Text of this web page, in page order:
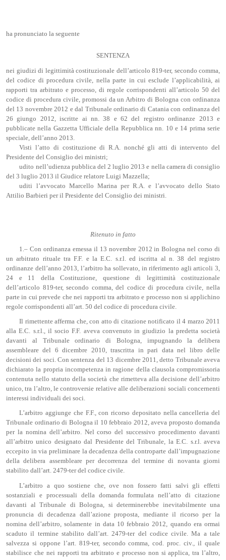
ha pronunciato la seguente
SENTENZA
nei giudizi di legittimità costituzionale dell’articolo 819-ter, secondo comma,
del codice di procedura civile, nella parte in cui esclude l’applicabilità, ai
rapporti tra arbitrato e processo, di regole corrispondenti all’articolo 50 del
codice di procedura civile, promossi da un Arbitro di Bologna con ordinanza
del 13 novembre 2012 e dal Tribunale ordinario di Catania con ordinanza del
26 giungo 2012, iscritte ai nn. 38 e 62 del registro ordinanze 2013 e
pubblicate nella Gazzetta Ufficiale della Repubblica nn. 10 e 14 prima serie
speciale, dell’anno 2013.
Visti l’atto di costituzione di R.A. nonché gli atti di intervento del
Presidente del Consiglio dei ministri;
udito nell’udienza pubblica del 2 luglio 2013 e nella camera di consiglio
del 3 luglio 2013 il Giudice relatore Luigi Mazzella;
uditi l’avvocato Marcello Marina per R.A. e l’avvocato dello Stato
Attilio Barbieri per il Presidente del Consiglio dei ministri.
Ritenuto in fatto
1.– Con ordinanza emessa il 13 novembre 2012 in Bologna nel corso di
un arbitrato rituale tra F.F. e la E.C. s.r.l. ed iscritta al n. 38 del registro
ordinanze dell’anno 2013, l’arbitro ha sollevato, in riferimento agli articoli 3,
24 e 11 della Costituzione, questione di legittimità costituzionale
dell’articolo 819-ter, secondo comma, del codice di procedura civile, nella
parte in cui prevede che nei rapporti tra arbitrato e processo non si applichino
regole corrispondenti all’art. 50 del codice di procedura civile.
Il rimettente afferma che, con atto di citazione notificato il 4 marzo 2011
alla E.C. s.r.l., il socio F.F. aveva convenuto in giudizio la predetta società
davanti al Tribunale ordinario di Bologna, impugnando la delibera
assembleare del 6 dicembre 2010, trascritta in pari data nel libro delle
decisioni dei soci. Con sentenza del 13 dicembre 2011, detto Tribunale aveva
dichiarato la propria incompetenza in ragione della clausola compromissoria
contenuta nello statuto della società che rimetteva alla decisione dell’arbitro
unico, tra l’altro, le controversie relative alle deliberazioni sociali concernenti
interessi individuali dei soci.
L’arbitro aggiunge che F.F., con ricorso depositato nella cancelleria del
Tribunale ordinario di Bologna il 10 febbraio 2012, aveva proposto domanda
per la nomina dell’arbitro. Nel corso del successivo procedimento davanti
all’arbitro unico designato dal Presidente del Tribunale, la E.C. s.r.l. aveva
eccepito in via preliminare la decadenza della controparte dall’impugnazione
della delibera assembleare per decorrenza del termine di novanta giorni
stabilito dall’art. 2479-ter del codice civile.
L’arbitro a quo sostiene che, ove non fossero fatti salvi gli effetti
sostanziali e processuali della domanda formulata nell’atto di citazione
davanti al Tribunale di Bologna, si determinerebbe inevitabilmente una
pronuncia di decadenza dall’azione proposta, mediante il ricorso per la
nomina dell’arbitro, solamente in data 10 febbraio 2012, quando era ormai
scaduto il termine stabilito dall’art. 2479-ter del codice civile. Ma a tale
salvezza si oppone l’art. 819-ter, secondo comma, cod. proc. civ., il quale
stabilisce che nei rapporti tra arbitrato e processo non si applica, tra l’altro,